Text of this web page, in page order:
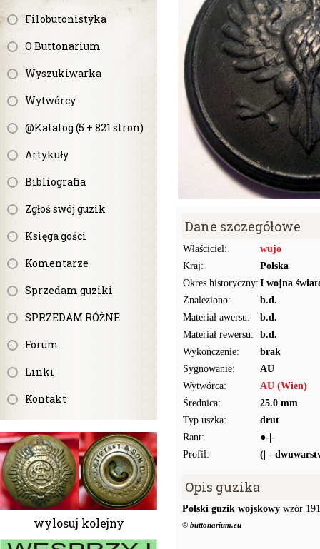
Filobutonistyka
O Buttonarium
Wyszukiwarka
Wytwórcy
@Katalog (5 + 821 stron)
Artykuły
Bibliografia
Zgłoś swój guzik
Księga gości
Komentarze
Sprzedam guziki
SPRZEDAM RÓŻNE
Forum
Linki
Kontakt
wylosuj kolejny
Dane szczegółowe
Właściciel:
wujo
Kraj:
Polska
Okres historyczny: I wojna
Znaleziono:
b.d.
Materiał awersu:
b.d.
Materiał rewersu:
b.d.
Wykończenie:
brak
Sygnowanie:
AU
Wytwórca:
AU (Wien)
Średnica:
25.0 mm
Typ uszka:
drut
Rant:
●-|-
Profil:
(| -
Opis guzika
Polski guzik wojskowy wzór
© buttonarium.eu